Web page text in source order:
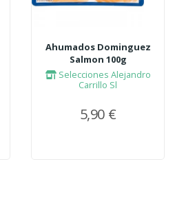
Ahumados Dominguez
Salmon 100g
Selecciones Alejandro
Carrillo Sl
5,90 €